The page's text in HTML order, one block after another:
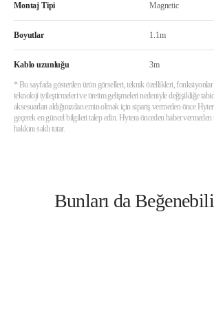
Montaj Tipi Magnetic
Boyutlar 1.1m
Kablo uzunluğu 3m
* Bu sayfada gösterilen ürün görselleri, teknik özellikleri, fonksiyonlar
teknoloji iyileştirmeleri ve üretim gelişmeleri nedeniyle değişikliğe
aksesuarları aldığınızdan emin olmak için sipariş vermeden önce
geçerek en güncel bilgileri talep edin. Hytera önceden haber vermeden
hakkını saklı tutar.
Bunları da